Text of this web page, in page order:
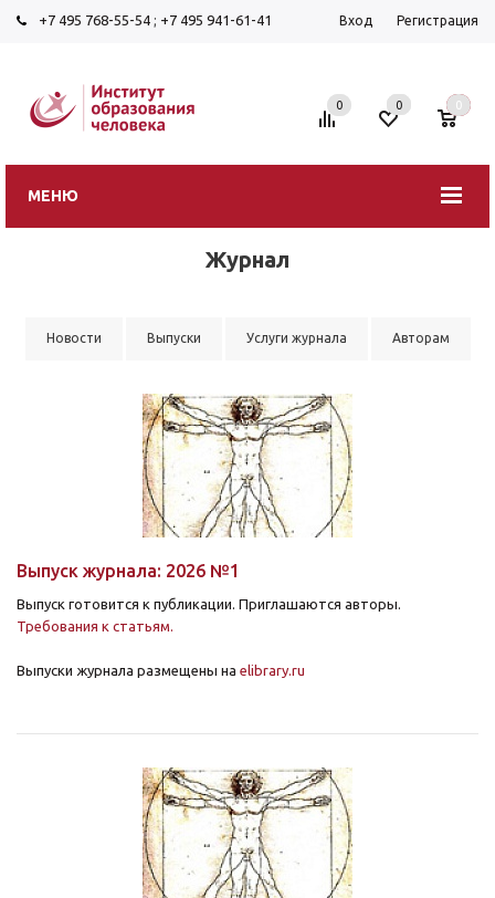
+7 495 768-55-54 ; +7 495 941-61-41 Вход Регистрация
МЕНЮ
0 0 0
Журнал
Новости Выпуски Услуги журнала Авторам
Выпуск журнала: 2026 №1
Выпуск готовится к публикации. Приглашаются авторы.
Требования к статьям.
Выпуски журнала размещены на elibrary.ru